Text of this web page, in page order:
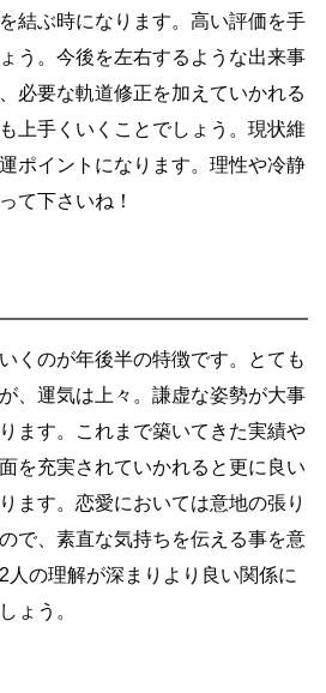
結ぶ時になります。高い評価を手
う。今後を左右するような出来事
必要な軌道修正を加えていかれる
上手くいくことでしょう。現状維
ポイントになります。理性や冷静
て下さいね！
くのが年後半の特徴です。とても
、運気は上々。謙虚な姿勢が大事
ます。これまで築いてきた実績や
を充実されていかれると更に良い
ます。恋愛においては意地の張り
で、素直な気持ちを伝える事を意
人の理解が深まりより良い関係に
ょう。